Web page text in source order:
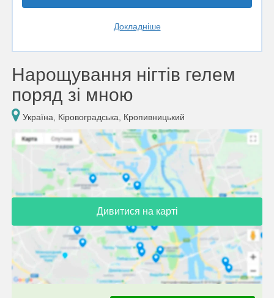
Докладніше
Нарощування нігтів гелем
поряд зі мною
Україна, Кіровоградська, Кропивницький
Дивитися на карті